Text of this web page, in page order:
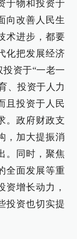
于物和投资于
向改善人民生
术进步，都要
化把发展经济
资于“一老一
、投资于人力
且投资于人民
。政府财政支
，加大提振消
。同时，聚焦
全面发展等重
资增长动力，
投资也切实提